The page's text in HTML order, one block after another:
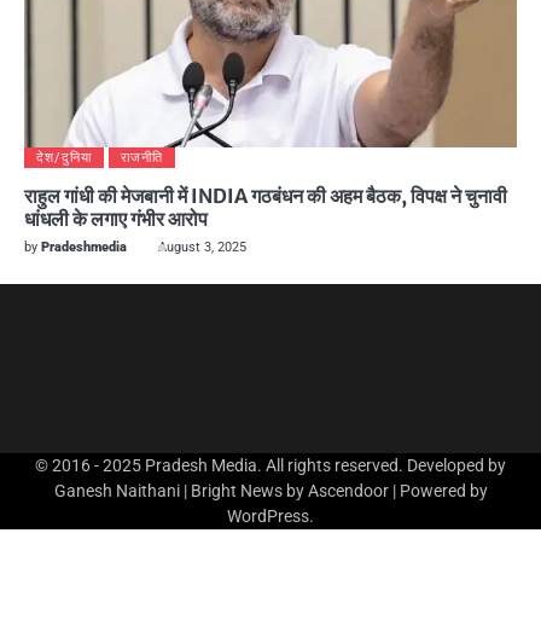
देश/दुनिया राजनीति
राहुल गांधी की मेजबानी में INDIA गठबंधन की अहम बैठक, विपक्ष ने चुनावी
धांधली के लगाए गंभीर आरोप
by Pradeshmedia August 3, 2025
© 2016 - 2025 Pradesh Media. All rights reserved. Developed by
Ganesh Naithani | Bright News byAscendoor| Powered by
WordPress.